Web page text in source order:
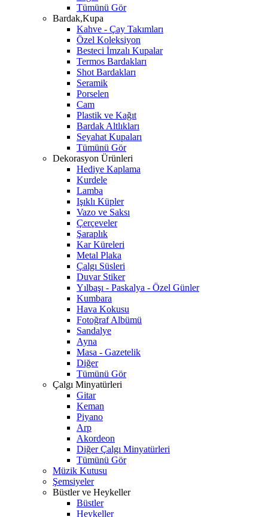
Tümünü Gör
Bardak,Kupa
Kahve - Çay Takımları
Özel Koleksiyon
Besteci İmzalı Kupalar
Termos Bardakları
Shot Bardakları
Seramik
Porselen
Cam
Plastik ve Kağıt
Bardak Altlıkları
Seyahat Kupaları
Tümünü Gör
Dekorasyon Ürünleri
Hediye Kaplama
Kurdele
Lamba
Işıklı Küpler
Vazo ve Saksı
Çerçeveler
Şaraplık
Kar Küreleri
Metal Plaka
Çalgı Süsleri
Duvar Stiker
Yılbaşı - Paskalya - Özel Günler
Kumbara
Hava Kokusu
Fotoğraf Albümü
Sandalye
Ayna
Masa - Gazetelik
Diğer
Tümünü Gör
Çalgı Minyatürleri
Gitar
Keman
Piyano
Arp
Akordeon
Diğer Çalgı Minyatürleri
Tümünü Gör
Müzik Kutusu
Şemsiyeler
Büstler ve Heykeller
Büstler
Heykeller